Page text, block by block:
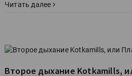
Читать далее
Второе дыхание Kotkamills,